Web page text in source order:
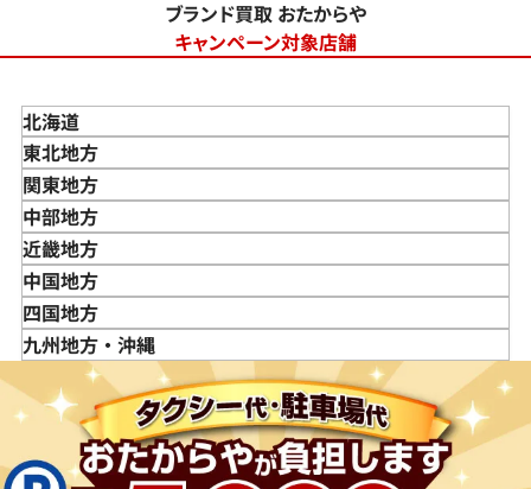
ブランド買取 おたからや
キャンペーン対象店舗
北海道
東北地方
青森県
岩手県
宮城県
秋田県
山形県
福島県
関東地方
東京都
神奈川県
埼玉県
千葉県
茨城県
栃木県
群馬県
中部地方
新潟県
富山県
石川県
山梨県
長野県
岐阜県
静岡県
愛知県
近畿地方
三重県
滋賀県
京都府
兵庫県
奈良県
和歌山県
中国地方
鳥取県
島根県
広島県
山口県
四国地方
徳島県
愛媛県
九州地方・沖縄
佐賀県
長崎県
熊本県